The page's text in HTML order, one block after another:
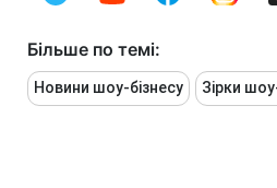
Більше по темі:
Новини шоу-бізнесу Зірки